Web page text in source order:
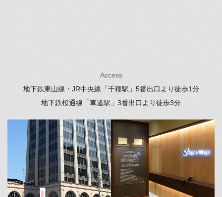
Access
地下鉄東山線・JR中央線「千種駅」 5番出口より徒歩1分
地下鉄桜通線「車道駅」 3番出口より徒歩3分